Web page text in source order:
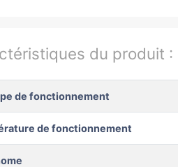
du produit :
de fonctionnement
de fonctionnement